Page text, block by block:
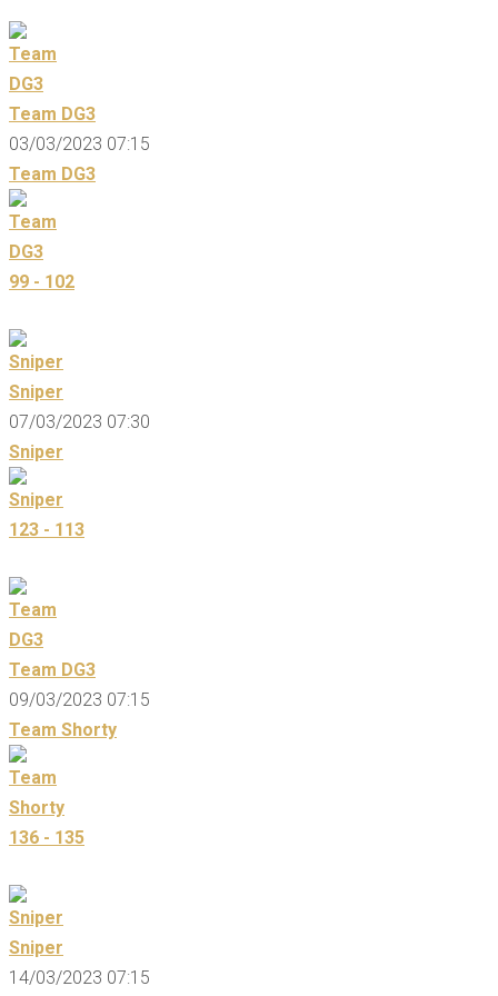
Team DG3
03/03/2023 07:15
Team DG3
99 - 102
Sniper
07/03/2023 07:30
Sniper
123 - 113
Team DG3
09/03/2023 07:15
Team Shorty
136 - 135
Sniper
14/03/2023 07:15